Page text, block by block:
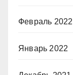
Февраль 2022
Январь 2022